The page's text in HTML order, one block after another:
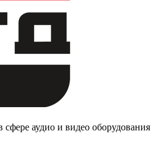
аудио и видео оборудования